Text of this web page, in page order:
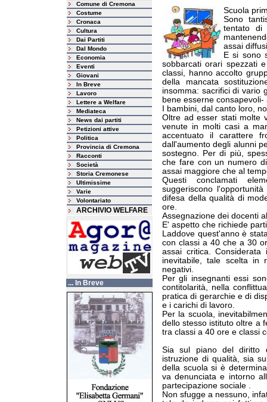
Comune di Cremona
Costume
Cronaca
Cultura
Dai Partiti
Dal Mondo
Economia
Eventi
Giovani
In Breve
Lavoro
Lettere a Welfare
Mediateca
News dai partiti
Petizioni attive
Politica
Provincia di Cremona
Racconti
Società
Storia Cremonese
Ultimissime
Varie
Volontariato
ARCHIVIO WELFARE
... In Breve
Scuola
Sono
tentato di
assai
E si sono
sobbarcati orari spezzati
classi, hanno accolto
della mancata
insomma: sacrifici di vario
bene esserne
I bambini, dal canto loro,
Oltre ad esser stati molte
venute in molti casi a
accentuato il carattere
dall'aumento degli alunni
sostegno. Per di più,
che fare con un numero
assai maggiore che al
Questi conclamati
suggeriscono
difesa della qualità di
ore.
Assegnazione dei docenti
E' aspetto che richiede
Laddove quest'anno è
con classi a 40 che a 30
assai critica.
inevitabile, tale scelta in
negativi.
Per gli insegnanti essi
contitolarità, nella
pratica di gerarchie e di
e i carichi di lavoro.
Per la scuola,
dello stesso istituto oltre a
tra classi a 40 ore e classi
Sia sul piano del diritto
istruzione di qualità, sia
della scuola si è
va denunciata e intorno
partecipazione sociale .
Non sfugge a nessuno,